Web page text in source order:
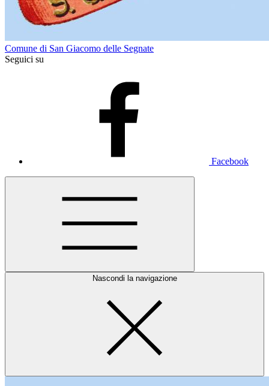
Comune di San Giacomo delle Segnate
Seguici su
Facebook
Nascondi la navigazione